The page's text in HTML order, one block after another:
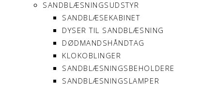
SANDBLÆSNINGSUDSTYR
SANDBLÆSEKABINET
DYSER TIL SANDBLÆSNING
DØDMANDSHÅNDTAG
KLOKOBLINGER
SANDBLÆSNINGSBEHOLDERE
SANDBLÆSNINGSLAMPER